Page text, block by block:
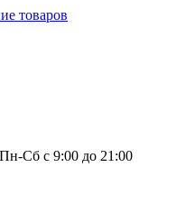
товаров
Сб с 9:00 до 21:00